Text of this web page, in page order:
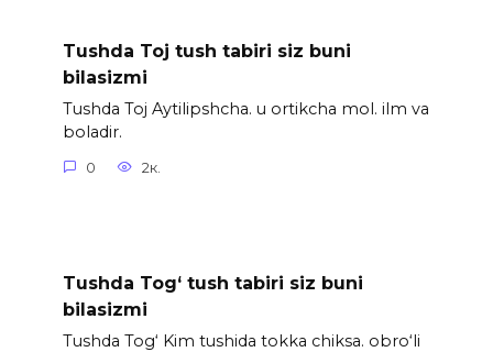
Tushda Toj tush tabiri siz buni
bilasizmi
Tushda Toj Aytilipshcha. u ortikcha mol. ilm va
boladir.
0 2к.
Tushda Tog‘ tush tabiri siz buni
bilasizmi
Tushda Tog‘ Kim tushida tokka chiksa. obro‘li